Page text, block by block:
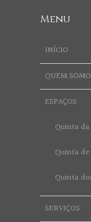
Menu
INÍCIO
QUEM
ESPAÇOS
Quinta
Quinta
Quinta
SERVIÇOS